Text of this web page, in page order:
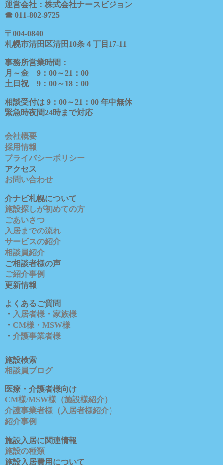
運営会社：株式会社ナースビジョン
☎ 011-802-9725
〒 004-0840
札幌市清田区清田 10条４丁目 17-11
事務所営業時間：
月～金 9 ： 00～21 ： 00
土日祝 9 ： 00～18 ： 00
相談受付は 9 ： 00～21 ： 00 年中無休
緊急時夜間24時まで対応
会社概要
採用情報
プライバシーポリシー
アクセス
お問い合わせ
介ナビ札幌について
施設探しが初めての方
ごあいさつ
入居までの流れ
サービスの紹介
相談員紹介
ご相談者様の声
ご紹介事例
更新情報
よくあるご質問
・ 入居者様・家族様
・ CM様・MSW様
・ 介護事業者様
施設検索
相談員ブログ
医療・介護者様向け
CM様/MSW様（施設様紹介）
介護事業者様（入居者様紹介）
紹介事例
施設入居に関連情報
施設の種類
施設入居費用について